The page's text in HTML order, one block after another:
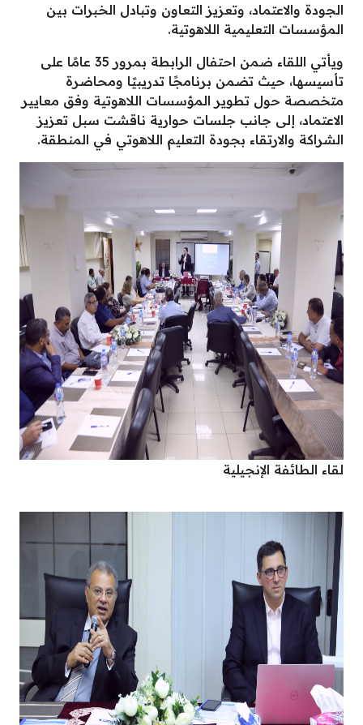
الجودة والاعتماد، وتعزيز التعاون وتبادل الخبرات بين
المؤسسات التعليمية اللاهوتية.
ويأتي اللقاء ضمن احتفال الرابطة بمرور 35 عامًا على
تأسيسها، حيث تضمن برنامجًا تدريبيًا ومحاضرة
متخصصة حول تطوير المؤسسات اللاهوتية وفق معايير
الاعتماد، إلى جانب جلسات حوارية ناقشت سبل تعزيز
الشراكة والارتقاء بجودة التعليم اللاهوتي في المنطقة.
لقاء الطائفة الإنجيلية